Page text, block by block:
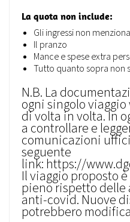
La quota non include:
Gli ingressi non
Il pranzo
Mance e spese extra
Tutto quanto sopra non
N.B. La
ogni singolo
di volta in volta. In
a controllare e
comunicazioni
seguente
link: https://
Il viaggio proposto
pieno rispetto
anti-covid. Nuove
potrebbero